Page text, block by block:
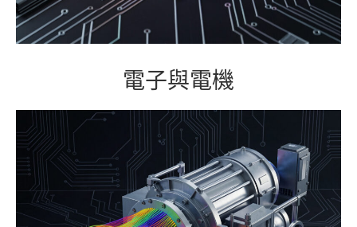
電子與電機